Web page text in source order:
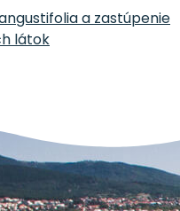
a zastúpenie
látok